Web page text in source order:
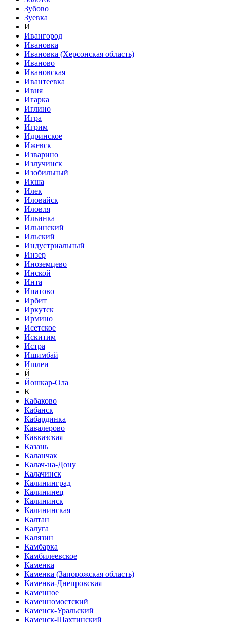
Зубово
Зуевка
И
Ивангород
Ивановка
Ивановка (Херсонская область)
Иваново
Ивановская
Ивантеевка
Ивня
Игарка
Иглино
Игра
Игрим
Идринское
Ижевск
Изварино
Излучинск
Изобильный
Икша
Илек
Иловайск
Иловля
Ильинка
Ильинский
Ильский
Индустриальный
Инзер
Иноземцево
Инской
Инта
Ипатово
Ирбит
Иркутск
Ирмино
Исетское
Искитим
Истра
Ишимбай
Ишлеи
Й
Йошкар-Ола
К
Кабаково
Кабанск
Кабардинка
Кавалерово
Кавказская
Казань
Каланчак
Калач-на-Дону
Калачинск
Калининград
Калининец
Калининск
Калининская
Калтан
Калуга
Калязин
Камбарка
Камбилеевское
Каменка
Каменка (Запорожская область)
Каменка-Днепровская
Каменное
Каменномостский
Каменск-Уральский
Каменск-Шахтинский